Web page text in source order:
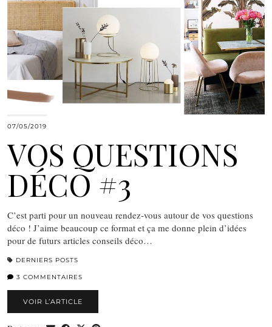
07/05/2019
VOS QUESTIONS
DÉCO #3
C’est parti pour un nouveau rendez-vous autour de vos questions
déco ! J’aime beaucoup ce format et ça me donne plein d’idées
pour de futurs articles conseils déco…
DERNIERS POSTS
3 COMMENTAIRES
VOIR L’ARTICLE